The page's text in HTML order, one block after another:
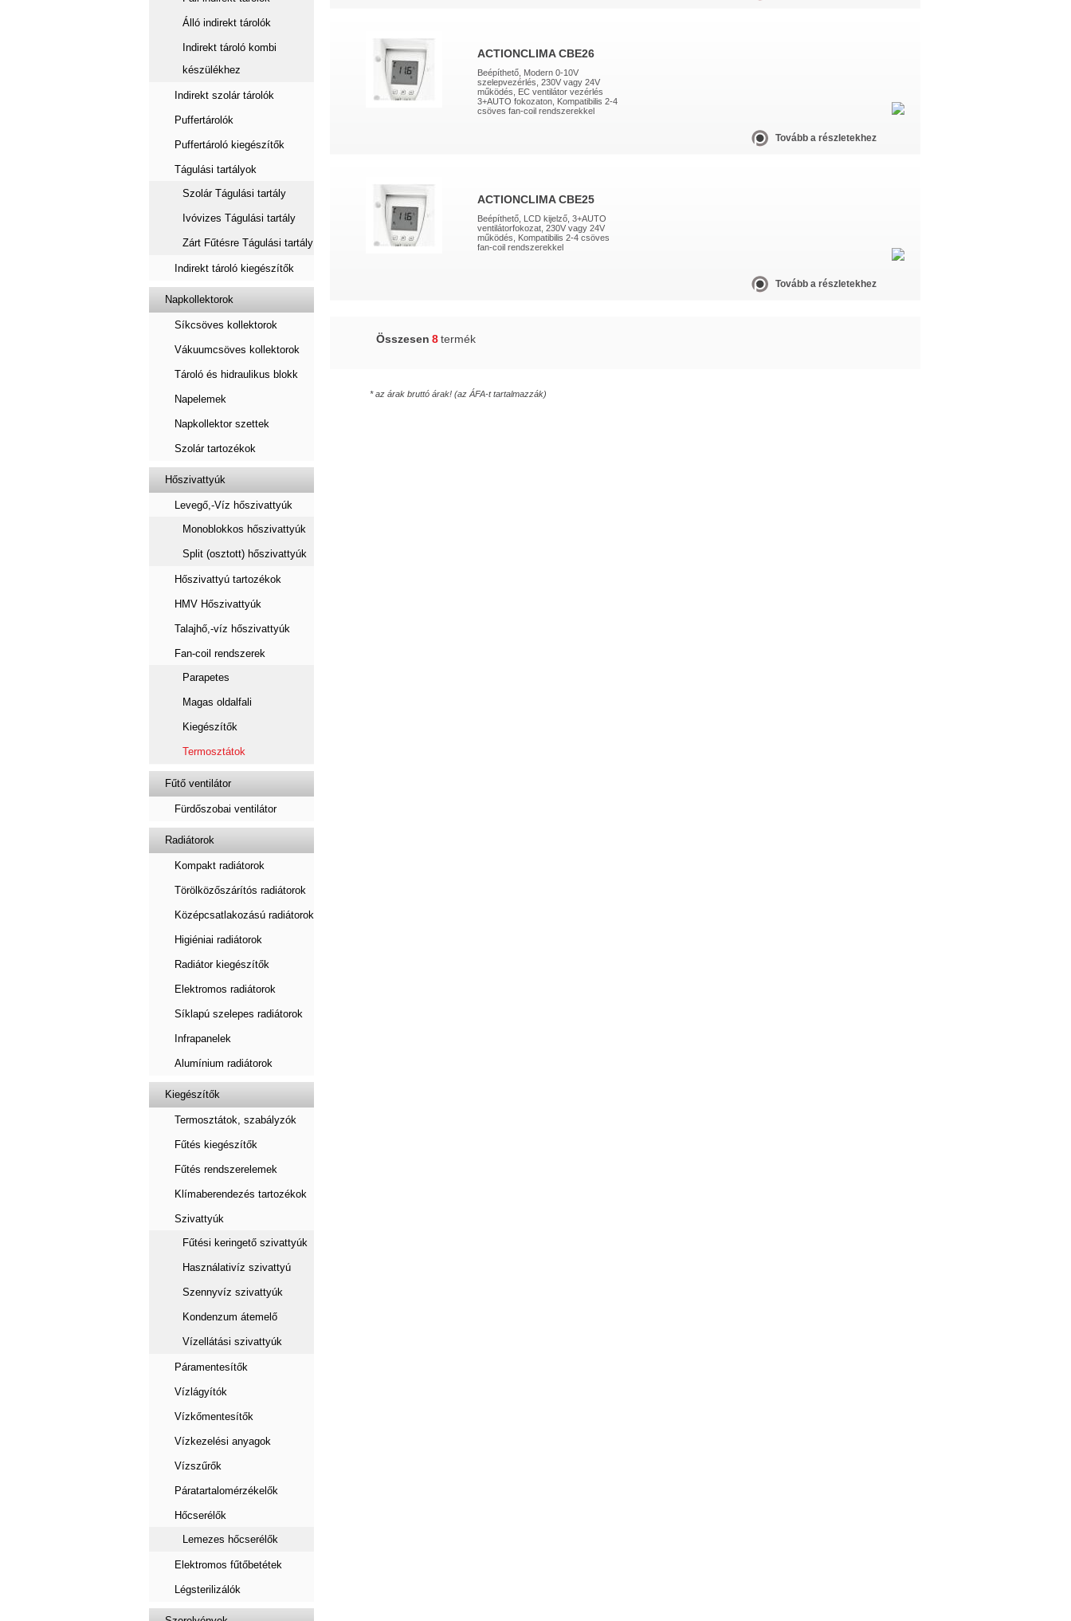
Álló indirekt tárolók
Indirekt tároló kombi
készülékhez
Indirekt szolár tárolók
Puffertárolók
Puffertároló kiegészítők
Tágulási tartályok
Szolár Tágulási tartály
Ivóvizes Tágulási tartály
Zárt Fűtésre Tágulási tartály
Indirekt tároló kiegészítők
Napkollektorok
Síkcsöves kollektorok
Vákuumcsöves kollektorok
Tároló és hidraulikus blokk
Napelemek
Napkollektor szettek
Szolár tartozékok
Hőszivattyúk
Levegő,-Víz hőszivattyúk
Monoblokkos hőszivattyúk
Split (osztott) hőszivattyúk
Hőszivattyú tartozékok
HMV Hőszivattyúk
Talajhő,-víz hőszivattyúk
Fan-coil rendszerek
Parapetes
Magas oldalfali
Kiegészítők
Termosztátok
Fűtő ventilátor
Fürdőszobai ventilátor
Radiátorok
Kompakt radiátorok
Törölközőszárítós radiátorok
Középcsatlakozású radiátorok
Higiéniai radiátorok
Radiátor kiegészítők
Elektromos radiátorok
Síklapú szelepes radiátorok
Infrapanelek
Alumínium radiátorok
Kiegészítők
Termosztátok, szabályzók
Fűtés kiegészítők
Fűtés rendszerelemek
Klímaberendezés tartozékok
Szivattyúk
Fűtési keringető szivattyúk
Használativíz szivattyú
Szennyvíz szivattyúk
Kondenzum átemelő
Vízellátási szivattyúk
Páramentesítők
Vízlágyítók
Vízkőmentesítők
Vízkezelési anyagok
Vízszűrők
Páratartalomérzékelők
Hőcserélők
Lemezes hőcserélők
Elektromos fűtőbetétek
Légsterilizálók
ACTIONCLIMA CBE26
Beépíthető, Modern 0-10V
szelepvezérlés, 230V vagy 24V
működés, EC ventilátor vezérlés
3+AUTO fokozaton, Kompatibilis 2-4
csöves fan-coil rendszerekkel
Tovább a részletekhez
ACTIONCLIMA CBE25
Beépíthető, LCD kijelző, 3+AUTO
ventilátorfokozat, 230V vagy 24V
működés, Kompatibilis 2-4 csöves
fan-coil rendszerekkel
Tovább a részletekhez
Összesen 8 termék
* az árak bruttó árak! (az ÁFA-t tartalmazzák)